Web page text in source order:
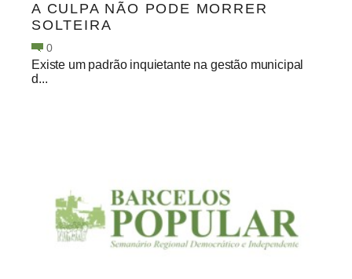
A CULPA NÃO PODE MORRER
SOLTEIRA
0
Existe um padrão inquietante na gestão municipal
d...